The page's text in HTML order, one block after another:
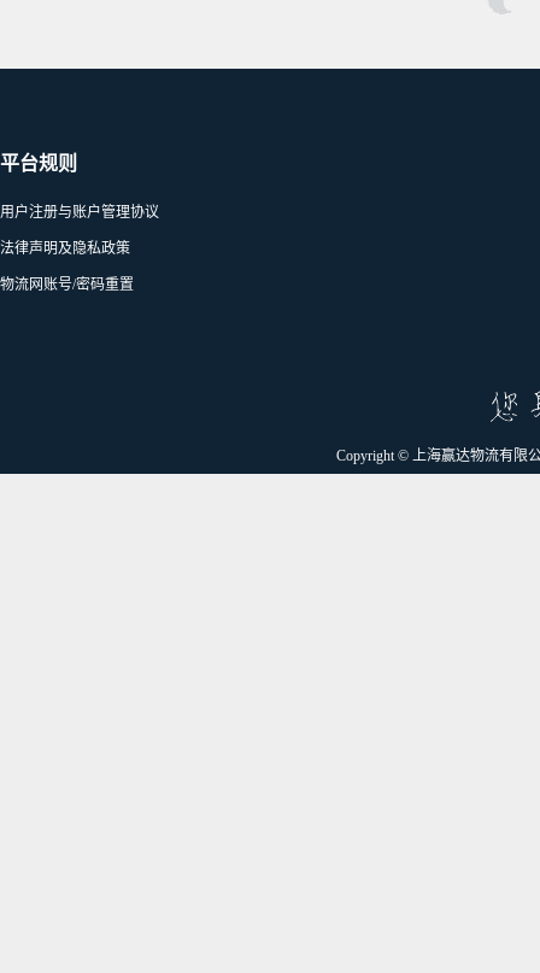
平台规则
用户注册与账户管理协议
法律声明及隐私政策
物流网账号/密码重置
Copyright © 上海赢达物流有限